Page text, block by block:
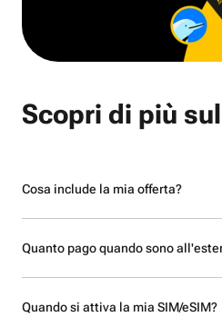
Scopri di più
Cosa include la mia offerta?
Quanto pago quando sono
Quando si attiva la mia SIM/eSIM?